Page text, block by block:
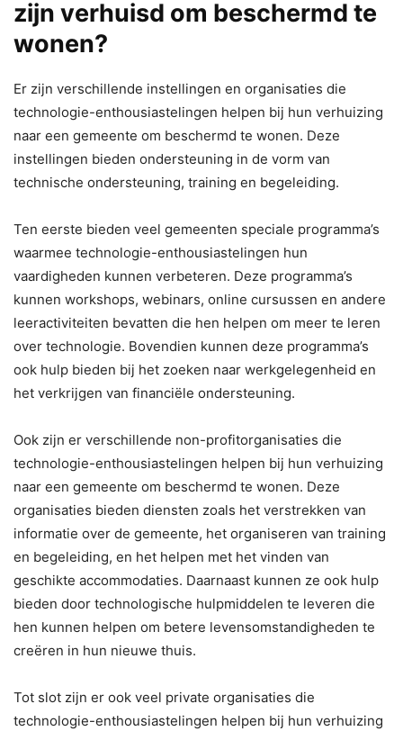
zijn verhuisd om beschermd te
wonen?
Er zijn verschillende instellingen en organisaties die
technologie-enthousiastelingen helpen bij hun verhuizing
naar een gemeente om beschermd te wonen. Deze
instellingen bieden ondersteuning in de vorm van
technische ondersteuning, training en begeleiding.
Ten eerste bieden veel gemeenten speciale programma’s
waarmee technologie-enthousiastelingen hun
vaardigheden kunnen verbeteren. Deze programma’s
kunnen workshops, webinars, online cursussen en andere
leeractiviteiten bevatten die hen helpen om meer te leren
over technologie. Bovendien kunnen deze programma’s
ook hulp bieden bij het zoeken naar werkgelegenheid en
het verkrijgen van financiële ondersteuning.
Ook zijn er verschillende non-profitorganisaties die
technologie-enthousiastelingen helpen bij hun verhuizing
naar een gemeente om beschermd te wonen. Deze
organisaties bieden diensten zoals het verstrekken van
informatie over de gemeente, het organiseren van training
en begeleiding, en het helpen met het vinden van
geschikte accommodaties. Daarnaast kunnen ze ook hulp
bieden door technologische hulpmiddelen te leveren die
hen kunnen helpen om betere levensomstandigheden te
creëren in hun nieuwe thuis.
Tot slot zijn er ook veel private organisaties die
technologie-enthousiastelingen helpen bij hun verhuizing